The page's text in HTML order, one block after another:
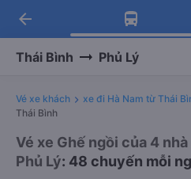
Tải app Vexere
Nhận ưu đãi thành
Tải app Vexere
-30k/ghế khi đặt
arrow_back
Thái Bình Phủ Lý
Vé xe khách xe đi Hà Nam từ Thái
Thái Bình
Vé xe Ghế ngồi của 4
Phủ Lý: 48 chuyến mỗi